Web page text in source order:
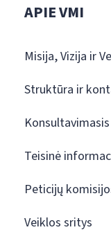
APIE VMI
Misija, Vizija ir
Struktūra ir
Teisinė
Peticijų
Veiklos sritys